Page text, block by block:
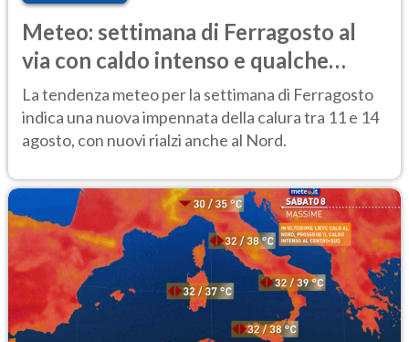
Meteo: settimana di Ferragosto al
via con caldo intenso e qualche
temporale
La tendenza meteo per la settimana di Ferragosto
indica una nuova impennata della calura tra 11 e 14
agosto, con nuovi rialzi anche al Nord.